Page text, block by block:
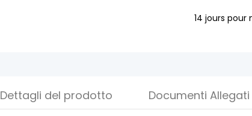
14 jours pour
Dettagli del prodotto Documenti Allegati